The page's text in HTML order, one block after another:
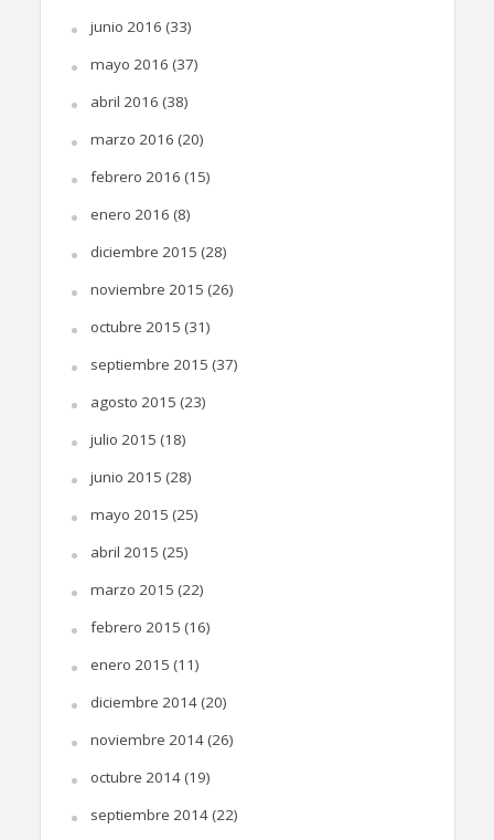
junio 2016 (33)
mayo 2016 (37)
abril 2016 (38)
marzo 2016 (20)
febrero 2016 (15)
enero 2016 (8)
diciembre 2015 (28)
noviembre 2015 (26)
octubre 2015 (31)
septiembre 2015 (37)
agosto 2015 (23)
julio 2015 (18)
junio 2015 (28)
mayo 2015 (25)
abril 2015 (25)
marzo 2015 (22)
febrero 2015 (16)
enero 2015 (11)
diciembre 2014(20)
noviembre 2014(26)
octubre 2014(19)
septiembre 2014(22)